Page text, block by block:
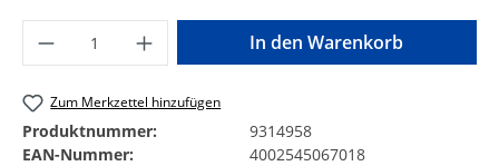
Produkt Anzahl: Gib den gewünschten
In den Warenkorb
Zum Merkzettel hinzufügen
Produktnummer:
9314958
EAN-Nummer:
4002545067018